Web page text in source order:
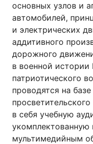
основных узлов и
автомобилей,
и электрических
аддитивного
дорожного
в военной
патриотического
проводятся на
в себя учебную
мультимедийным